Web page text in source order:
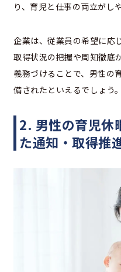
り、育児と仕事の両立がし
企業は、従業員の希望に応
取得状況の把握や周知徹底
義務づけることで、男性の
備されたといえるでしょう。
2. 男性の育児休
た通知・取得推